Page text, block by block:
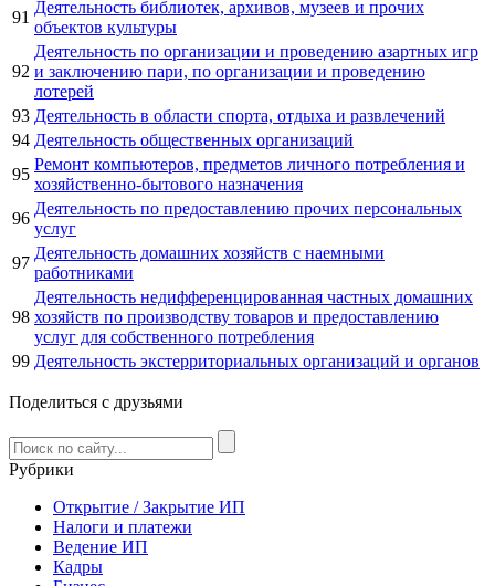
91
Деятельность библиотек, архивов, музеев и прочих
объектов культуры
92
Деятельность по организации и проведению азартных игр
и заключению пари, по организации и проведению
лотерей
93 Деятельность в области спорта, отдыха и развлечений
94 Деятельность общественных организаций
95
Ремонт компьютеров, предметов личного потребления и
хозяйственно-бытового назначения
96
Деятельность по предоставлению прочих персональных
услуг
97
Деятельность домашних хозяйств с наемными
работниками
98
Деятельность недифференцированная частных домашних
хозяйств по производству товаров и предоставлению
услуг для собственного потребления
99 Деятельность экстерриториальных организаций и органов
Поделиться с друзьями
Рубрики
Открытие / Закрытие ИП
Налоги и платежи
Ведение ИП
Кадры